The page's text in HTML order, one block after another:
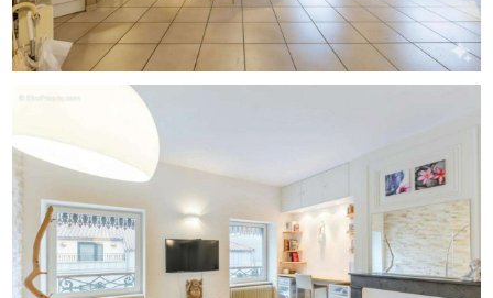
moins de 300 m, ainsi que la crèche Serpentine - La
Maison Bleue.
Caractéristiques techniques :
- Type de bien : Appartement
- Surface : 69 m²
- Nombre de pièces : 3
- Nombre de chambres : 2
- Nombre de salles de bain : 2
- Étage : 5e